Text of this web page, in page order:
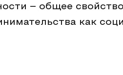
– общее
как